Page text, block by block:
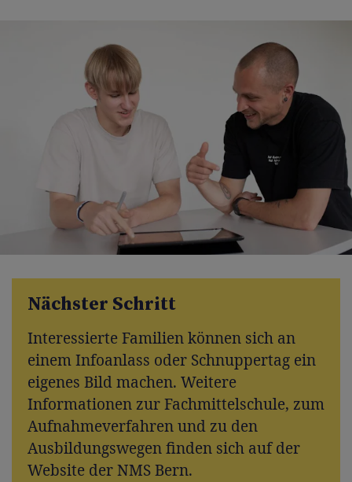
Nächster Schritt
Interessierte Familien können sich an
einem Infoanlass oder Schnuppertag ein
eigenes Bild machen. Weitere
Informationen zur Fachmittelschule, zum
Aufnahmeverfahren und zu den
Ausbildungswegen finden sich auf der
Website der NMS Bern.